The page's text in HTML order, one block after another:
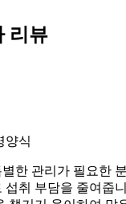
리뷰
양식
한 관리가 필요한
취 부담을 줄여줍